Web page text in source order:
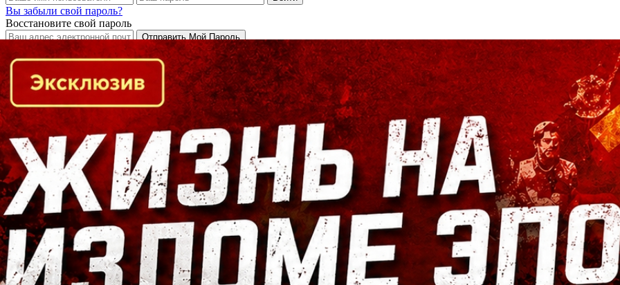
Вы забыли свой пароль?
Восстановите свой пароль
Кто есть кто в Байкальском регионе